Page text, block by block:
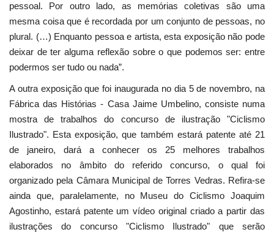
pessoal. Por outro lado, as memórias coletivas são uma
mesma coisa que é recordada por um conjunto de pessoas, no
plural. (…) Enquanto pessoa e artista, esta exposição não pode
deixar de ter alguma reflexão sobre o que podemos ser: entre
podermos ser tudo ou nada”.
A outra exposição que foi inaugurada no dia 5 de novembro, na
Fábrica das Histórias - Casa Jaime Umbelino, consiste numa
mostra de trabalhos do concurso de ilustração "Ciclismo
Ilustrado". Esta exposição, que também estará patente até 21
de janeiro, dará a conhecer os 25 melhores trabalhos
elaborados no âmbito do referido concurso, o qual foi
organizado pela Câmara Municipal de Torres Vedras. Refira-se
ainda que, paralelamente, no Museu do Ciclismo Joaquim
Agostinho, estará patente um vídeo original criado a partir das
ilustrações do concurso "Ciclismo Ilustrado" que serão